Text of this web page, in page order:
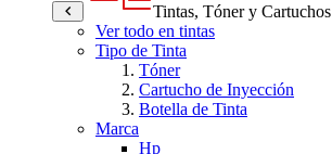
Tintas, Tóner y Cartuchos
Ver todo en tintas
Tipo de Tinta
Tóner
Cartucho de Inyección
Botella de Tinta
Marca
Hp